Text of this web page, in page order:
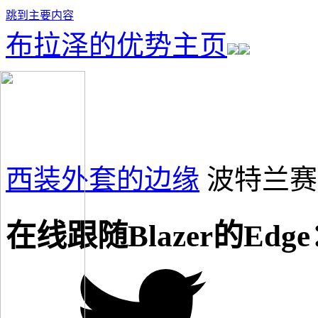
跳到主要内容
布拉泽的优势主页
西装外套的边缘 波特兰
在线跟随Blazer的Edge